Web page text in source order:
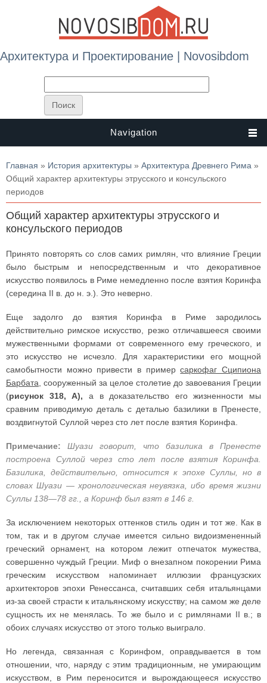
Архитектура и Проектирование | Novosibdom
Navigation
Вы здесь
Главная » История архитектуры » Архитектура Древнего Рима »
Общий характер архитектуры этрусского и консульского
периодов
Общий характер архитектуры этрусского и
консульского периодов
Принято повторять со слов самих римлян, что влияние Греции
было быстрым и непосредственным и что декоративное
искусство появилось в Риме немедленно после взятия Коринфа
(середина II в. до н. э.). Это неверно.
Еще задолго до взятия Коринфа в Риме зародилось
действительно римское искусство, резко отличавшееся своими
мужественными формами от современного ему греческого, и
это искусство не исчезло. Для характеристики его мощной
самобытности можно привести в примерсаркофаг Сципиона
Барбата , сооруженный за целое столетие до завоевания Греции
(рисунок 318, А), а в доказательство его жизненности мы
сравним приводимую деталь с деталью базилики в Пренесте,
воздвигнутой Суллой через сто лет после взятия Коринфа.
Примечание:
Шуази говорит, что базилика в Пренесте
построена Суллой через сто лет после взятия Коринфа.
Базилика, действительно, относится к эпохе Суллы, но в
словах Шуази — хронологическая неувязка, ибо время жизни
Суллы 138—78 гг., а Коринф был взят в 146 г.
За исключением некоторых оттенков стиль один и тот же. Как в
том, так и в другом случае имеется сильно видоизмененный
греческий орнамент, на котором лежит отпечаток мужества,
совершенно чуждый Греции. Миф о внезапном покорении Рима
греческим искусством напоминает иллюзии французских
архитекторов эпохи Ренессанса, считавших себя итальянцами
из-за своей страсти к итальянскому искусству; на самом же деле
сущность их не менялась. То же было и с римлянами II в.; в
обоих случаях искусство от этого только выиграло.
Но легенда, связанная с Коринфом, оправдывается в том
отношении, что, наряду с этим традиционным, не умирающим
искусством, в Рим переносится и вырождающееся искусство